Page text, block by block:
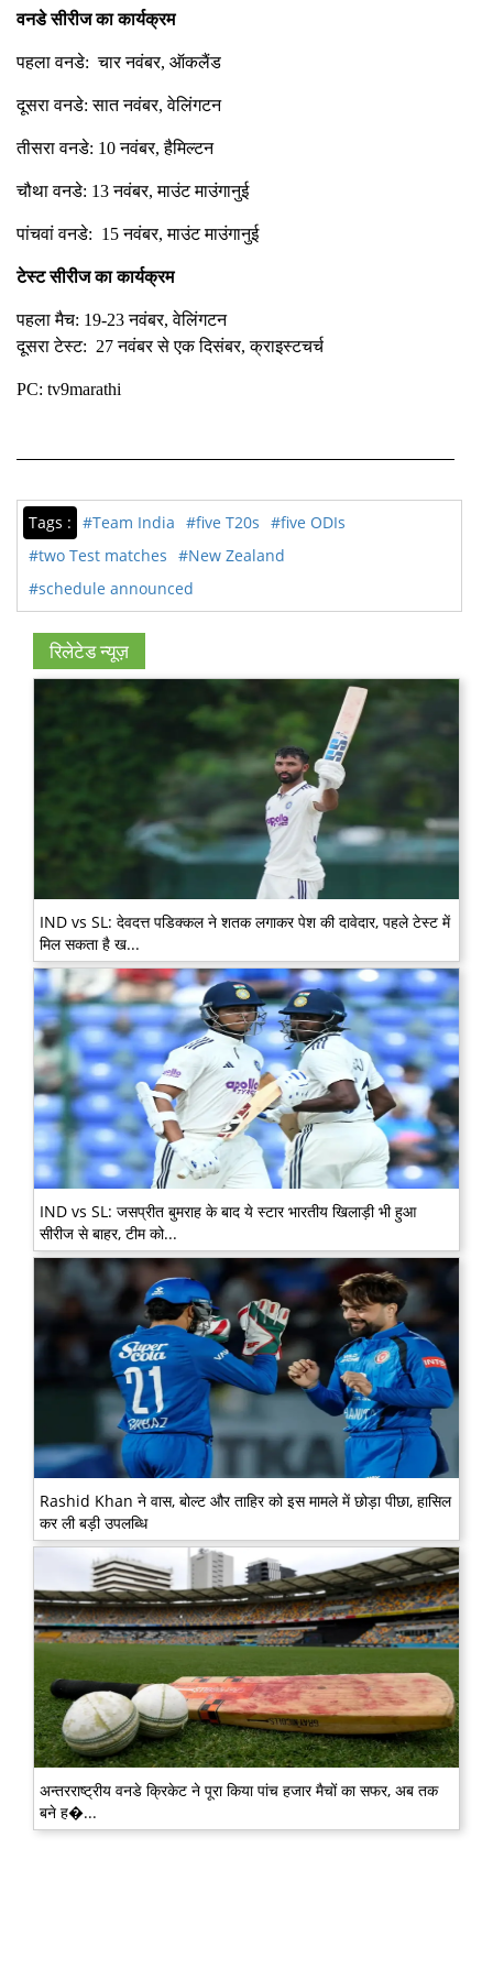
वनडे सीरीज का कार्यक्रम
पहला वनडे: चार नवंबर, ऑकलैंड
दूसरा वनडे: सात नवंबर, वेलिंगटन
तीसरा वनडे: 10 नवंबर, हैमिल्टन
चौथा वनडे: 13 नवंबर, माउंट माउंगानुई
पांचवां वनडे: 15 नवंबर, माउंट माउंगानुई
टेस्ट सीरीज का कार्यक्रम
पहला मैच: 19-23 नवंबर, वेलिंगटन
दूसरा टेस्ट: 27 नवंबर से एक दिसंबर, क्राइस्टचर्च
PC: tv9marathi
Tags : #Team India #five T20s #five ODIs
#two Test matches #New Zealand
#schedule announced
रिलेटेड न्यूज़
IND vs SL: देवदत्त पडिक्कल ने शतक लगाकर पेश की दावेदार, पहले टेस्ट में
मिल सकता है ख...
IND vs SL: जसप्रीत बुमराह के बाद ये स्टार भारतीय खिलाड़ी भी हुआ
सीरीज से बाहर, टीम को...
Rashid Khan ने वास, बोल्ट और ताहिर को इस मामले में छोड़ा पीछा, हासिल
कर ली बड़ी उपलब्धि
अन्तरराष्ट्रीय वनडे क्रिकेट ने पूरा किया पांच हजार मैचों का सफर, अब तक
बने ह�...